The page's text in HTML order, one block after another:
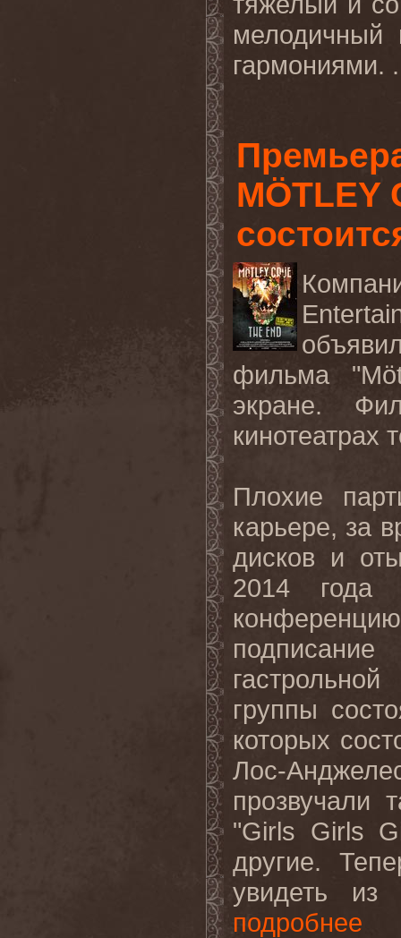
гармониями.
MÖTLEY
фильма
экране.
кинотеатрах
Плохие
карьере, за
дисков и
2014
группы
которых
Лос-
прозвучали
"Girls Girls
другие.
увидеть
подробнее